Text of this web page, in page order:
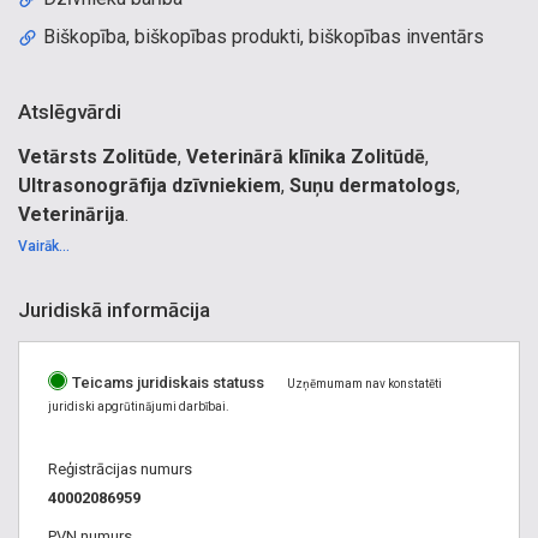
Biškopība, biškopības produkti, biškopības inventārs
Atslēgvārdi
Vetārsts Zolitūde, Veterinārā klīnika Zolitūdē,
Ultrasonogrāfija dzīvniekiem, Suņu dermatologs,
Veterinārija.
Veterinārija, veterinārā klīnika, veterinārārsta pakalpojumi,
dzīvnieku vakcinācija, vetārsts konsultācijas, veterinārārsta
klīnika Imantā, veterinārā klīnika Jūrmalā, veterinārā klīnika
Pārdaugavā, veterinārā klīnika Pinķos, veterinārā klīnika
veterinārārsts Jūrmala, veterinārārsts Pārdaugava,
veterinārārsts Pinķi, veterinārārsts Zolitūde, kastrācija,
operācijas, zobakmens noņemšana dzīvniekiem, zobu
Vairāk...
Juridiskā informācija
Teicams juridiskais statuss
Uzņēmumam nav konstatēti
juridiski apgrūtinājumi darbībai.
Reģistrācijas numurs
40002086959